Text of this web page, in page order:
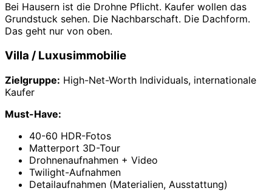
Bei Hausern ist die Drohne Pflicht. Kaufer wollen das
Grundstuck sehen. Die Nachbarschaft. Die Dachform.
Das geht nur von oben.
Villa / Luxusimmobilie
Zielgruppe: High-Net-Worth Individuals, internationale
Kaufer
Must-Have:
40-60 HDR-Fotos
Matterport 3D-Tour
Drohnenaufnahmen + Video
Twilight-Aufnahmen
Detailaufnahmen (Materialien, Ausstattung)